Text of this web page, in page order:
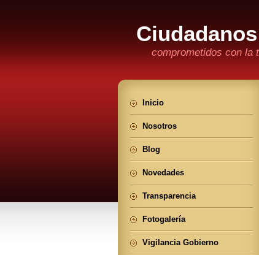
comprometidos con la
Inicio
Nosotros
Blog
Novedades
Transparencia
Fotogalería
Vigilancia Gobierno